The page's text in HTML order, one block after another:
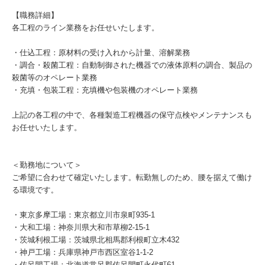
【職務詳細】
各工程のライン業務をお任せいたします。
・仕込工程：原材料の受け入れから計量、溶解業務
・調合・殺菌工程：自動制御された機器での液体原料の調合、製品の
殺菌等のオペレート業務
・充填・包装工程：充填機や包装機のオペレート業務
上記の各工程の中で、各種製造工程機器の保守点検やメンテナンスも
お任せいたします。
＜勤務地について＞
ご希望に合わせて確定いたします。転勤無しのため、腰を据えて働け
る環境です。
・東京多摩工場：東京都立川市泉町935-1
・大和工場：神奈川県大和市草柳2-15-1
・茨城利根工場：茨城県北相馬郡利根町立木432
・神戸工場：兵庫県神戸市西区室谷1-1-2